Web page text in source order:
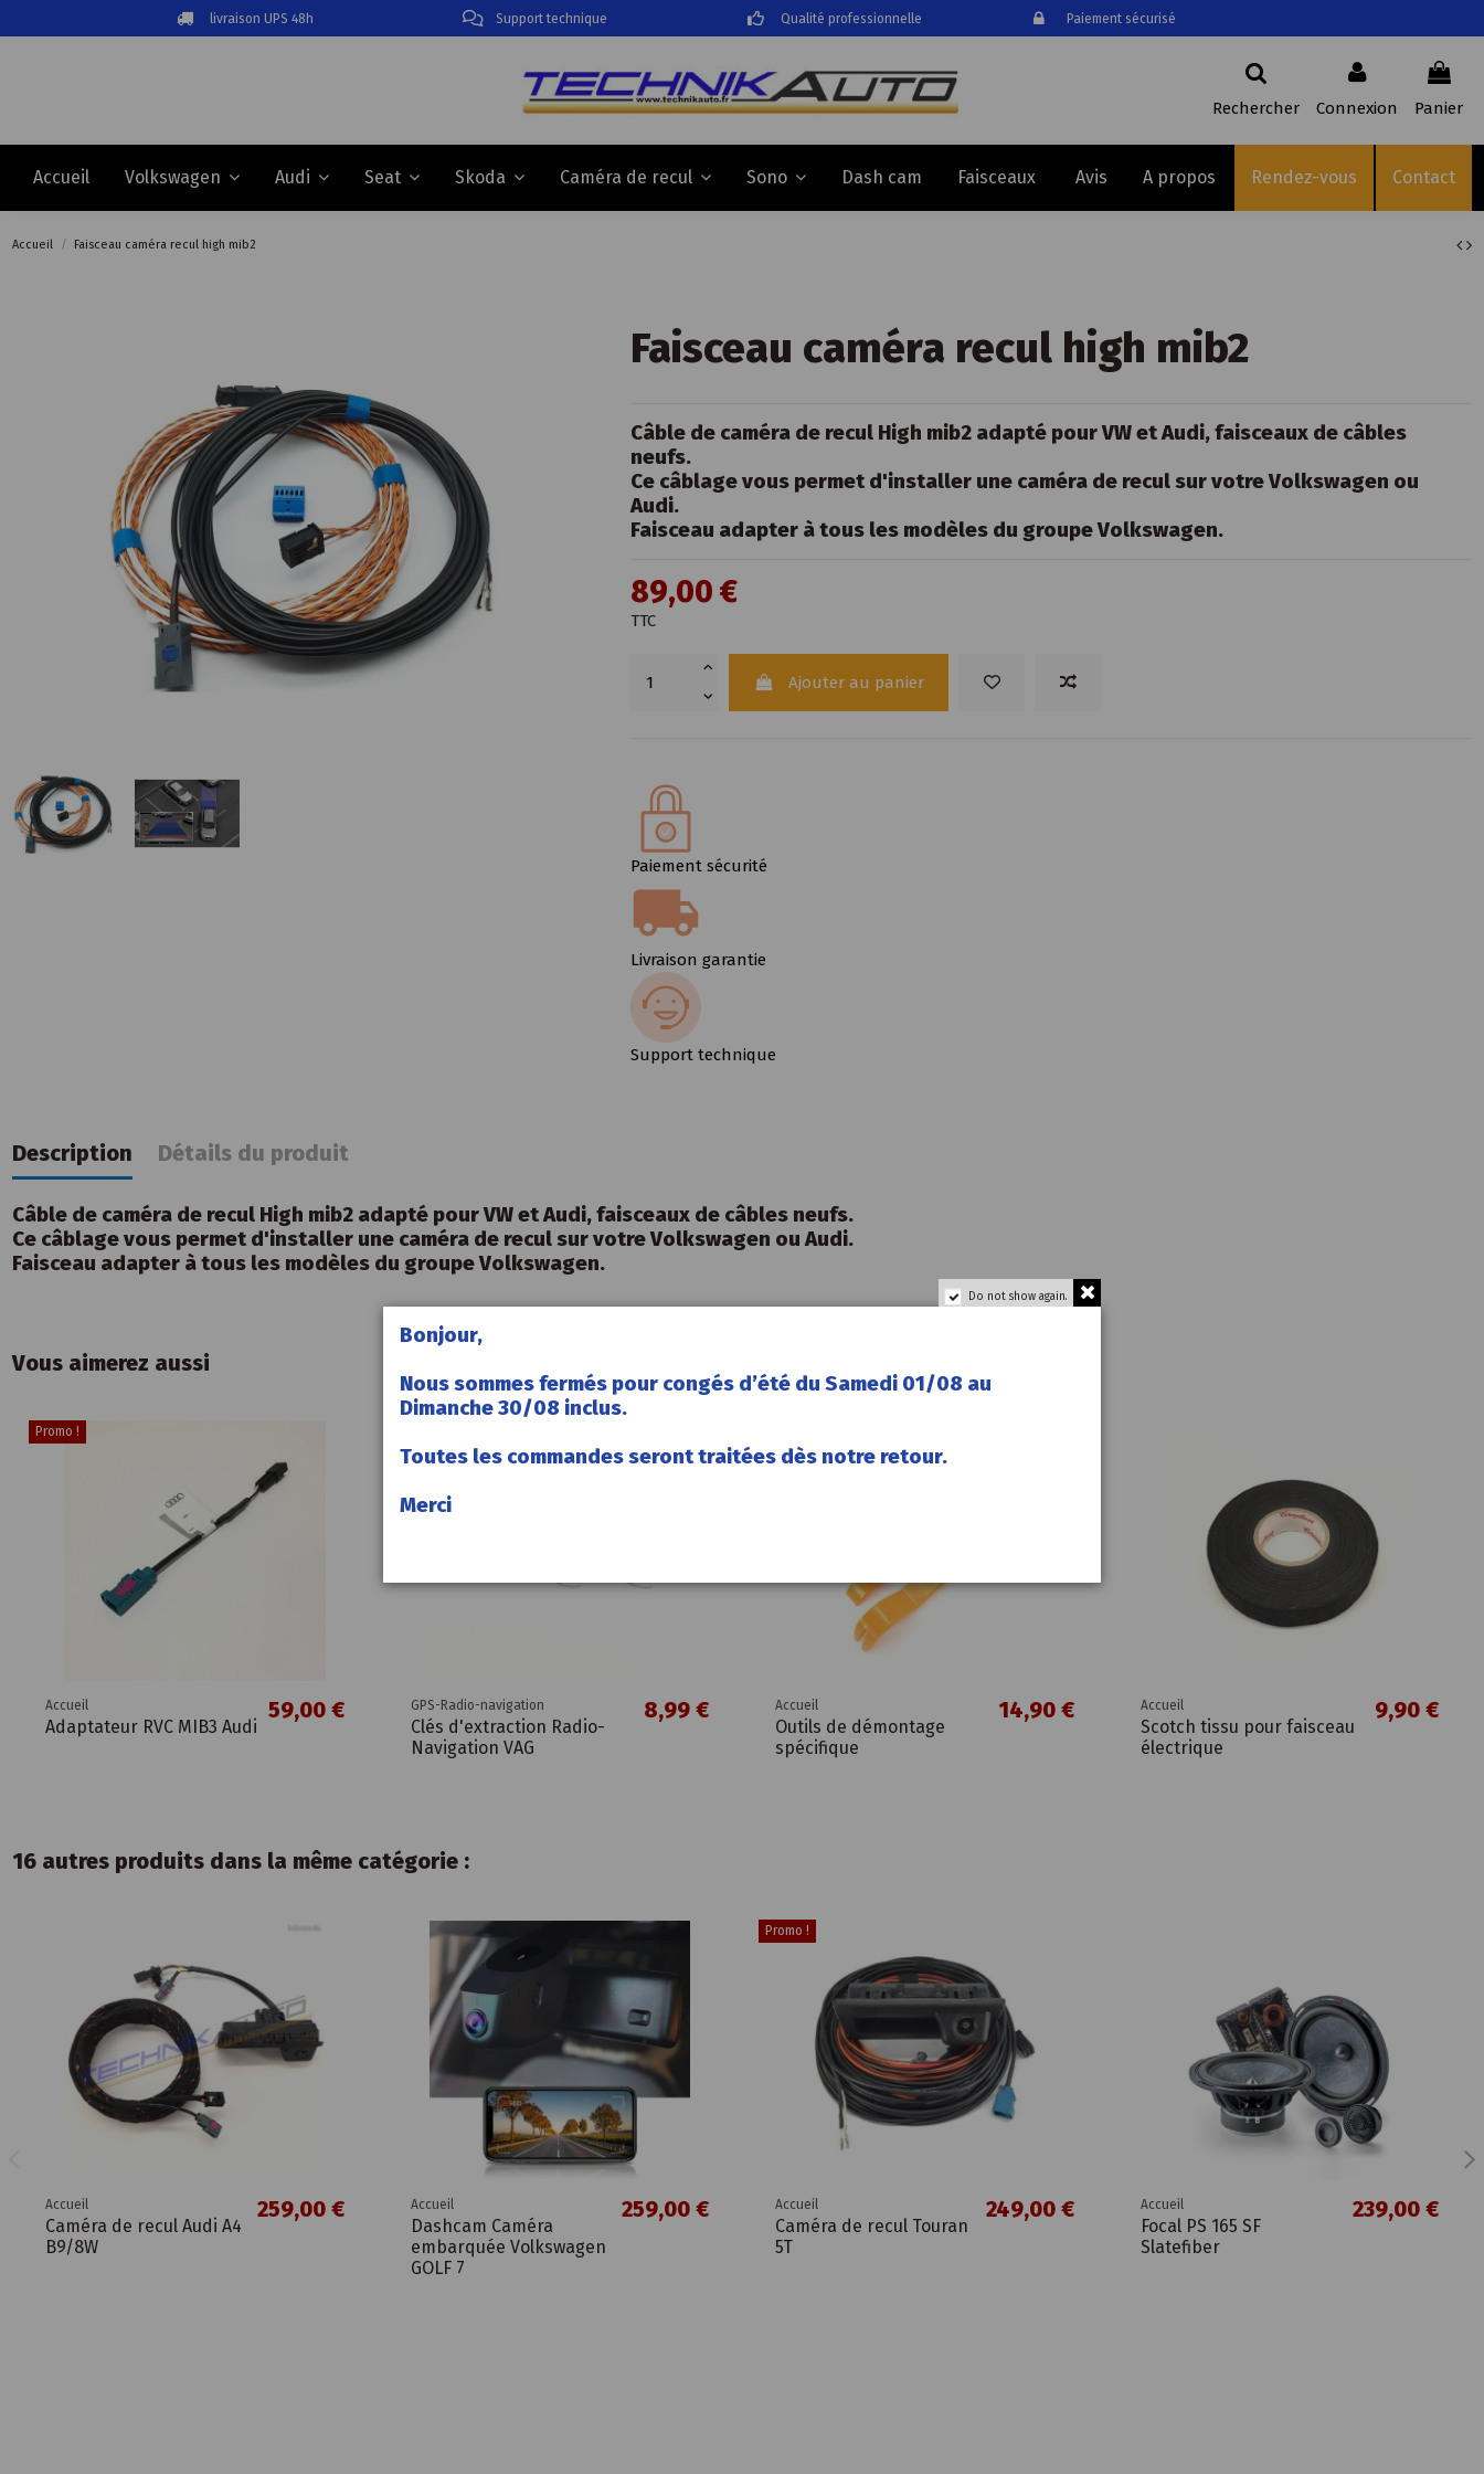
livraison UPS 48h Support technique Qualité professionnelle Paiement sécurisé
Rechercher Connexion Panier
Accueil Volkswagen Audi Seat Skoda Caméra de recul Sono Dash cam Faisceaux Contact
Rendez-vous
A propos
Avis
Accueil Faisceau caméra recul high mib2
Faisceau caméra recul high mib2
Câble de caméra de recul High mib2 adapté pour VW et Audi, faisceaux de câbles
neufs.
Ce câblage vous permet d'installer une caméra de recul sur votre Volkswagen ou
Audi.
Faisceau adapter à tous les modèles du groupe Volkswagen.
89,00 €
TTC
Ajouter au panier
Paiement sécurité
Livraison garantie
Support technique
Description Détails du produit
Câble de caméra de recul High mib2 adapté pour VW et Audi, faisceaux de câbles neufs.
Ce câblage vous permet d'installer une caméra de recul sur votre Volkswagen ou Audi.
Faisceau adapter à tous les modèles du groupe Volkswagen.
Vous aimerez aussi
Promo !
Accueil
Adaptateur RVC MIB3 Audi
59,00 € GPS-Radio-navigation
Clés d'extraction Radio-
Navigation VAG
8,99 € Accueil
Outils de démontage
spécifique
14,90 € Accueil
Scotch tissu pour faisceau
électrique
9,90 €
16 autres produits dans la même catégorie :
Accueil
Caméra de recul Audi A4
B9/8W
259,00 € Accueil
Dashcam Caméra
embarquée Volkswagen
GOLF 7
259,00 €
Promo !
Accueil
Caméra de recul Touran
5T
249,00 € Accueil
Focal PS 165 SF
Slatefiber
239,00 €
Do not show again.
Bonjour,
Nous sommes fermés pour congés d’été du Samedi 01/08 au
Dimanche 30/08 inclus.
Toutes les commandes seront traitées dès notre retour.
Merci